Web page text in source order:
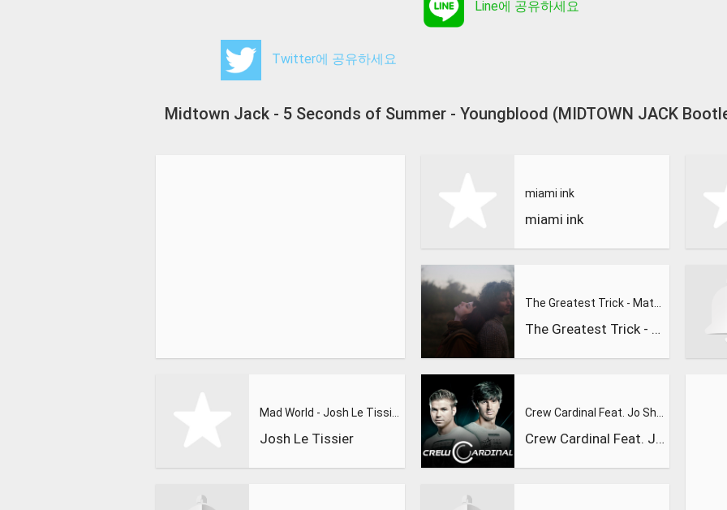
Line에 공유하세요
Twitter에 공유하세요
Midtown Jack - 5 Seconds of Summer - Youngblood (MIDTOWN JACK
Josh Le Tissier
miami ink
miami ink
The Greatest Trick - Matty Lincoln
Crew Cardinal Feat. Jo Shine - Teardrops